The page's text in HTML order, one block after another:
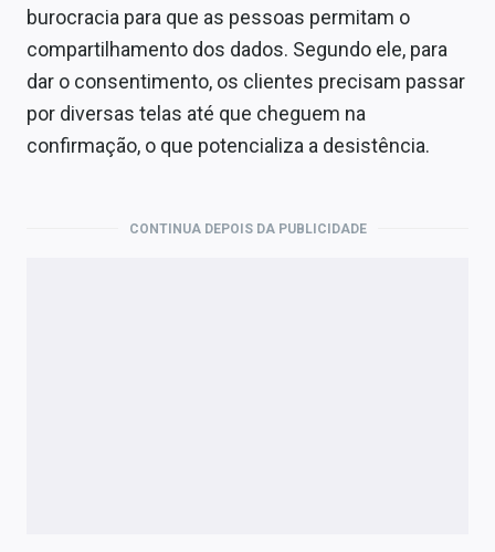
burocracia para que as pessoas permitam o
compartilhamento dos dados. Segundo ele, para
dar o consentimento, os clientes precisam passar
por diversas telas até que cheguem na
confirmação, o que potencializa a desistência.
CONTINUA DEPOIS DA PUBLICIDADE